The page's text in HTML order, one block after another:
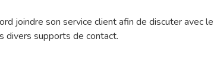
joindre son service client afin de discuter avec le
divers supports de contact.